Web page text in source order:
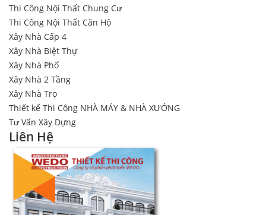
Thi Công Nội Thất Chung Cư
Thi Công Nội Thất Căn Hộ
Xây Nhà Cấp 4
Xây Nhà Biệt Thự
Xây Nhà Phố
Xây Nhà 2 Tầng
Xây Nhà Trọ
Thiết kế Thi Công NHÀ MÁY & NHÀ XƯỞNG
Tư Vấn Xây Dựng
Liên Hệ